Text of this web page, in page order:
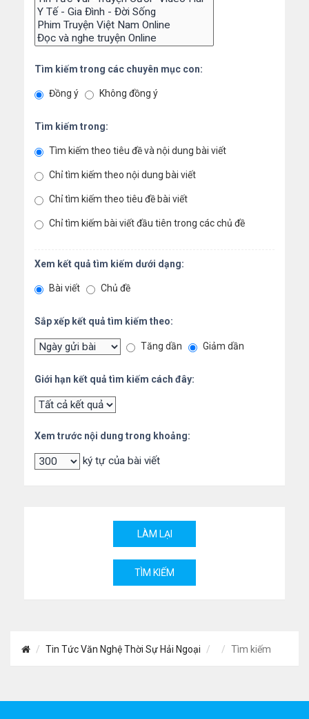
Tìm kiếm trong các chuyên mục con:
Đồng ý Không đồng ý
Tìm kiếm trong:
Tìm kiếm theo tiêu đề và nội dung bài viết
Chỉ tìm kiếm theo nội dung bài viết
Chỉ tìm kiếm theo tiêu đề bài viết
Chỉ tìm kiếm bài viết đầu tiên trong các chủ đề
Xem kết quả tìm kiếm dưới dạng:
Bài viết Chủ đề
Sắp xếp kết quả tìm kiếm theo:
Tăng dần Giảm dần
Giới hạn kết quả tìm kiếm cách đây:
Xem trước nội dung trong khoảng:
ký tự của bài viết
Tin Tức Văn Nghệ Thời Sự Hải Ngoại Tìm kiếm